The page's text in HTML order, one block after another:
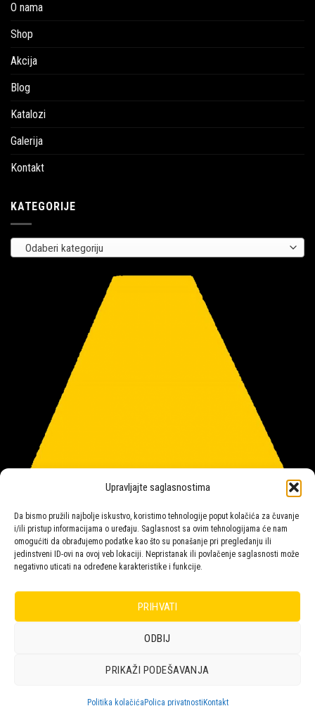
Upravljajte saglasnostima
Da bismo pružili najbolje iskustvo, koristimo tehnologije poput kolačića za čuvanje
i/ili pristup informacijama o uređaju. Saglasnost sa ovim tehnologijama će nam
omogućiti da obrađujemo podatke kao što su ponašanje pri pregledanju ili
jedinstveni ID-ovi na ovoj veb lokaciji. Nepristanak ili povlačenje saglasnosti može
negativno uticati na određene karakteristike i funkcije.
PRIHVATI
ODBIJ
PRIKAŽI PODEŠAVANJA
Politika kolačića Polica privatnosti Kontakt
O nama
Shop
Akcija
Blog
Katalozi
Galerija
Kontakt
KATEGORIJE
Odaberi kategoriju